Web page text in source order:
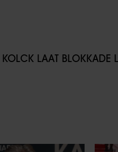
LAAT BLOKKADE